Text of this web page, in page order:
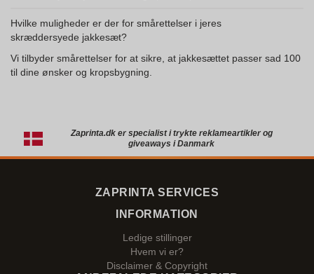
Hvilke muligheder er der for smårettelser i jeres
skræddersyede jakkesæt?
Vi tilbyder smårettelser for at sikre, at jakkesættet passer sad 100
til dine ønsker og kropsbygning.
Zaprinta.dk er specialist i trykte reklameartikler og
giveaways i Danmark
ZAPRINTA SERVICES
INFORMATION
Ledige stillinger
Hvem vi er?
Disclaimer & Copyright